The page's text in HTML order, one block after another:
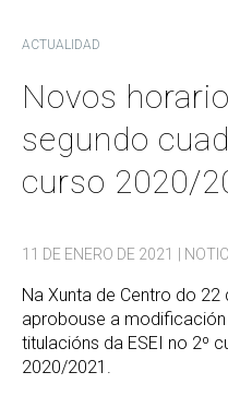
ACTUALIDAD
Novos
segundo
curso 2020/
11 DE ENERO DE 2021 |
Na Xunta de Centro do
aprobouse a
titulacións da ESEI no 2º
2020/2021.